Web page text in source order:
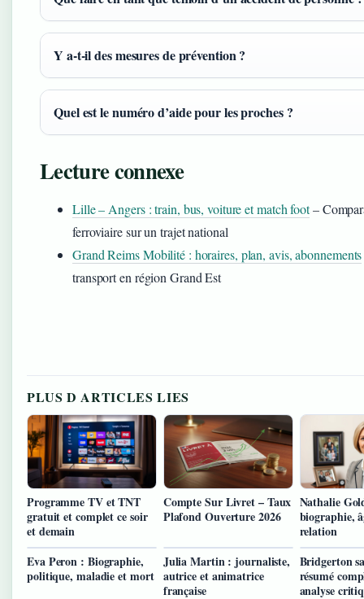
Y a-t-il des mesures de prévention ?
Quel est le numéro d’aide pour les proches ?
Lecture connexe
Lille – Angers : train, bus, voiture et match foot–
ferroviaire sur un trajet national
Grand Reims Mobilité : horaires, plan, avis, abonnements
transport en région Grand Est
PLUS D ARTICLES LIES
Programme TV et TNT
gratuit et complet ce soir
et demain
Compte Sur Livret – Taux
Plafond Ouverture 2026
Nathalie
biographie,
relation
Eva Peron : Biographie,
politique, maladie et mort
Julia Martin : journaliste,
autrice et animatrice
française
Bridgerton
résumé
analyse